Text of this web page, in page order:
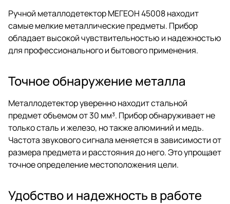
Ручной металлодетектор МЕГЕОН 45008 находит
самые мелкие металлические предметы. Прибор
обладает высокой чувствительностью и надежностью
для профессионального и бытового применения.
Точное обнаружение металла
Металлодетектор уверенно находит стальной
предмет объемом от 30 мм³. Прибор обнаруживает не
только сталь и железо, но также алюминий и медь.
Частота звукового сигнала меняется в зависимости от
размера предмета и расстояния до него. Это упрощает
точное определение местоположения цели.
Удобство и надежность в работе